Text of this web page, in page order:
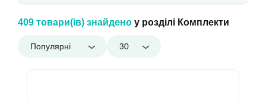
409 товари(ів) знайдено у розділі Комплекти
Популярні 30